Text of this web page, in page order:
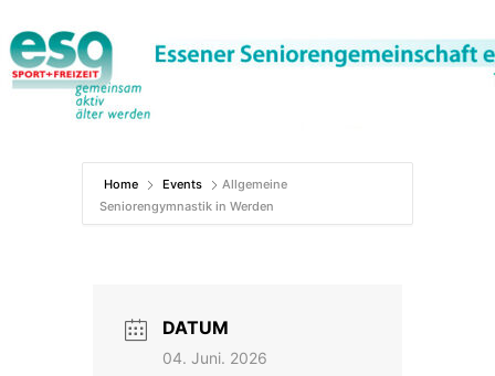
Inhalt
springen
Home Events
Allgemeine
Seniorengymnastik in Werden
DATUM
04. Juni. 2026